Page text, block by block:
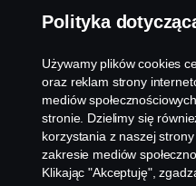
Polska S.A. Al. Katowicka
Polska Tel: +48 22 356 01 00
Polityka
Używamy plików cookies
oraz reklam strony
mediów
stronie. Dzielimy się
korzystania z naszej
zakresie mediów
Klikając "Akceptuję",